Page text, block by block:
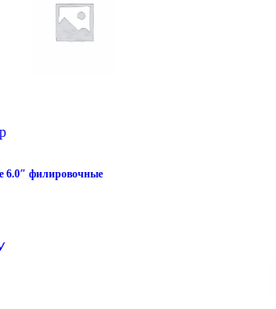
6.0″ филировочные